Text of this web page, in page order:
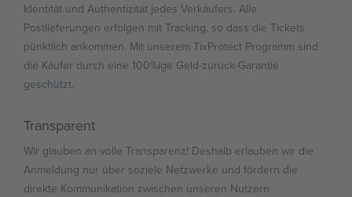
Identität und Authentizität jedes Verkäufers. Alle
Postlieferungen erfolgen mit Tracking, so dass die Tickets
pünktlich ankommen. Mit unserem TixProtect Programm sind
die Käufer durch eine 100%ige Geld-zurück-Garantie
geschützt.
Transparent
Wir glauben an volle Transparenz! Deshalb erlauben wir die
Anmeldung nur über soziele Netzwerke und fördern die
direkte Kommunikation zwischen unseren Nutzern